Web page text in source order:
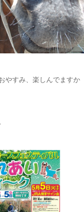
み、楽しんでますか